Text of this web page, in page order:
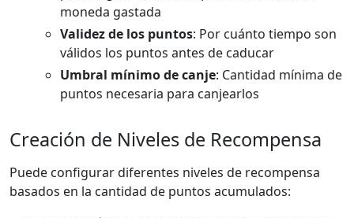
moneda gastada
Validez de los puntos: Por cuánto tiempo son
válidos los puntos antes de caducar
Umbral mínimo de canje: Cantidad mínima de
puntos necesaria para canjearlos
Creación de Niveles de Recompensa
Puede configurar diferentes niveles de recompensa
basados en la cantidad de puntos acumulados: